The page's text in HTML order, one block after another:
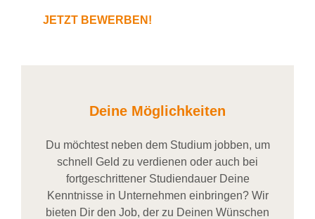
JETZT BEWERBEN!
Deine Möglichkeiten
Du möchtest neben dem Studium jobben, um
schnell Geld zu verdienen oder auch bei
fortgeschrittener Studiendauer Deine
Kenntnisse in Unternehmen einbringen? Wir
bieten Dir den Job, der zu Deinen Wünschen